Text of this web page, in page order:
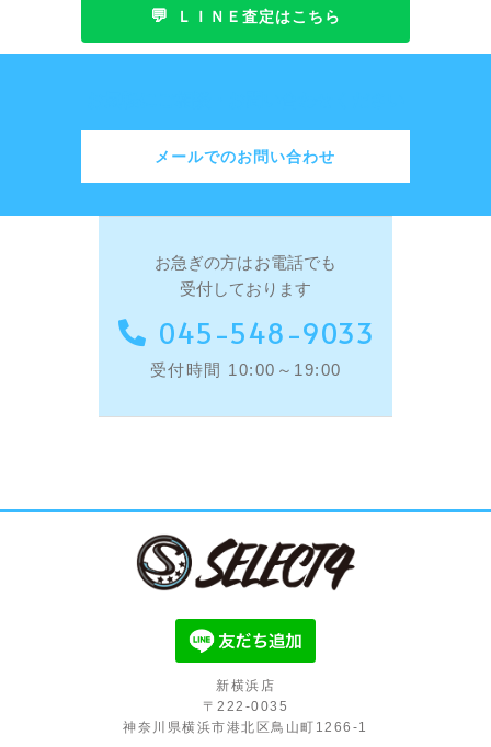
💬 ＬＩＮＥ査定はこちら
メールでのお問い合わせ
お急ぎの方はお電話でも
受付しております
045-548-9033
受付時間 10:00～19:00
新横浜店
〒222-0035
神奈川県横浜市港北区鳥山町1266-1